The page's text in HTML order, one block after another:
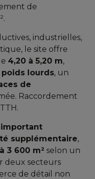
de
industrielles,
le site offre
4,20 à 5,20 m,
lourds, un
de
Raccordement
important
supplémentaire,
3 600 m² selon un
deux secteurs
de détail non